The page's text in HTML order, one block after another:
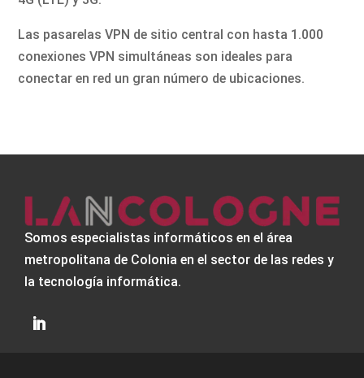
Las pasarelas VPN de sitio central con hasta 1.000
conexiones VPN simultáneas son ideales para
conectar en red un gran número de ubicaciones.
Somos especialistas informáticos en el área
metropolitana de Colonia en el sector de las redes y
la tecnología informática.